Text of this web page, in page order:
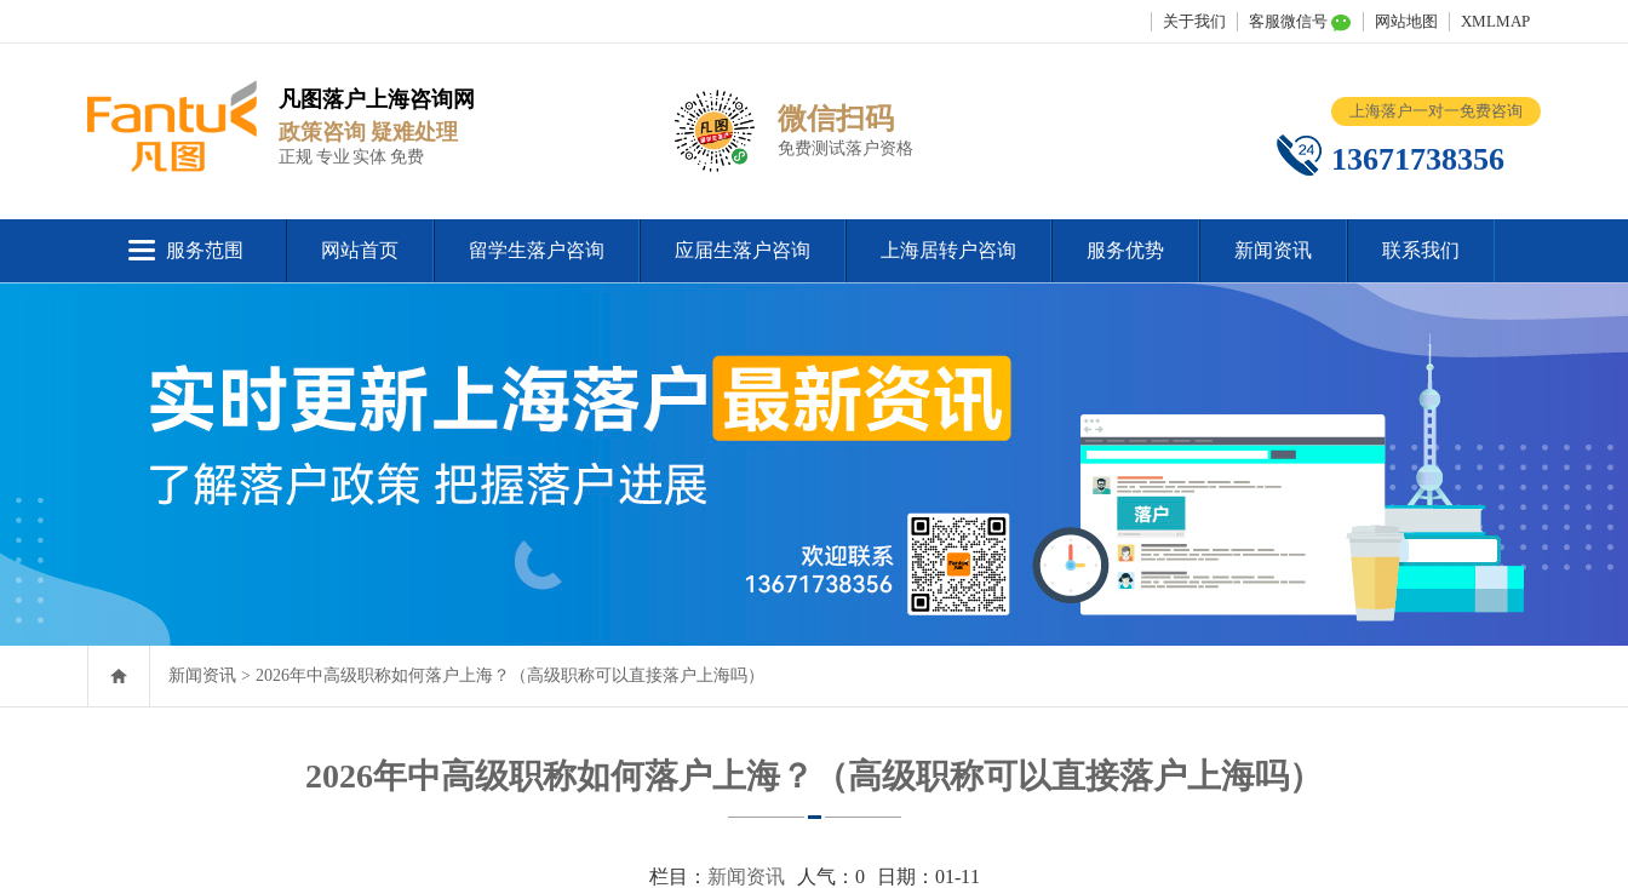
关于我们 客服微信号 网站地图 XMLMAP
凡图落户上海咨询网
政策咨询 疑难处理
正规 专业 实体 免费
微信扫码
免费测试落户资格
上海落户一对一免费咨询
13671738356
服务范围 网站首页 留学生落户咨询 应届生落户咨询 上海居转户咨询 服务优势 新闻资讯 联系我们
新闻资讯 > 2026年中高级职称如何落户上海？（高级职称可以直接落户上海吗）
2026年中高级职称如何落户上海？（高级职称可以直接落户上海吗）
栏目： 新闻资讯人气： 0日期：01-11